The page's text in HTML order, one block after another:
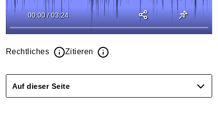
00:00 / 03:24
Rechtliches Zitieren
Auf dieser Seite